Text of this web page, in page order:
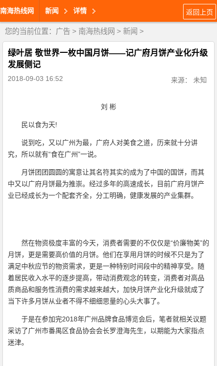
南海热线网 新闻 详情 返回上页
您的当前位置： 广告 > 南海热线网 > 新闻 >
绿叶居 敬世界一枚中国月饼——记广府月饼产业化升级
发展侧记
2018-09-03 16:52 来源： 未知
刘 彬
民以食为天!
说到吃，又以广州为最，广府人对美食之道，历来就十分讲
究，所以就有“食在广州”一说。
月饼团团圆圆的寓意让其名符其实的成为了中国的国饼，而其
中又以广府月饼最为推崇。经过多年的高速成长，目前广府月饼产
业已经成长为一个配套齐全，分工明确，健康发展的产业集群。
然在物资极度丰富的今天，消费者需要的不仅仅是“价廉物美”的
月饼，更是需要高价值的月饼。他们在享用月饼的时候不只是为了
满足中秋应节的物资需求，更是一种特别时间段中的精神享受。随
着居民收入水平的逐步提高，带动消费观念的转变，消费者对高品
质商品和服务性消费的需求越来越大，加快月饼产业化升级就成了
当下许多月饼从业者不得不细细思量的心头大事了。
于是在参加完2018年广州品牌食品博览会后，笔者就相关议题
采访了广州市番禺区食品协会会长罗澄海先生，以期能为大家指点
迷津。